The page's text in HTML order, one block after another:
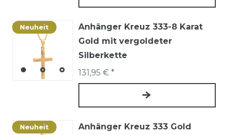
Neuheit
Anhänger Kreuz 333-8 Karat
Gold mit vergoldeter
Silberkette
131,95 € *
Neuheit
Anhänger Kreuz 333 Gold